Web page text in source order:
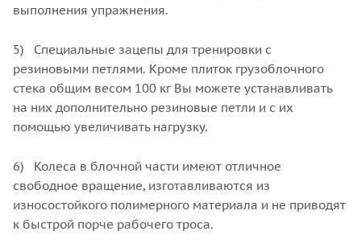
выполнения упражнения.
5) Специальные зацепы для тренировки с
резиновыми петлями. Кроме плиток грузоблочного
стека общим весом 100 кг Вы можете устанавливать
на них дополнительно резиновые петли и с их
помощью увеличивать нагрузку.
6) Колеса в блочной части имеют отличное
свободное вращение, изготавливаются из
износостойкого полимерного материала и не приводят
к быстрой порче рабочего троса.